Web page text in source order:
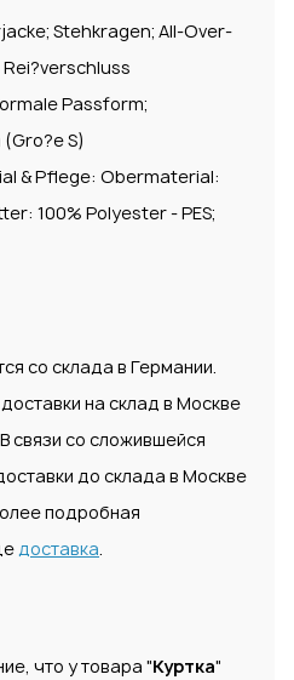
Stehkragen; All-Over-
Passform;
S)
& Pflege: Obermaterial:
100% Polyester - PES;
со склада в Германии.
на склад в Москве
связи со сложившейся
до склада в Москве
подробная
доставка.
что у товара "Куртка"